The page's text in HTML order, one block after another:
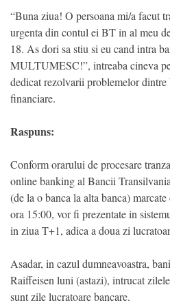
“Buna ziua! O persoana mi/a facut
urgenta din contul ei BT in al meu
18. As dori sa stiu si eu cand intra
MULTUMESC!”, intreaba cineva
dedicat rezolvarii problemelor
financiare.
Raspuns:
Conform orarului de procesare
online banking al Bancii
(de la o banca la alta banca)
ora 15:00, vor fi prezentate in
in ziua T+1, adica a doua zi
Asadar, in cazul dumneavoastra,
Raiffeisen luni (astazi), intrucat
sunt zile lucratoare bancare.